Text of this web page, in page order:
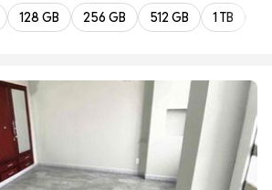
128 GB 256 GB 512 GB 1 TB